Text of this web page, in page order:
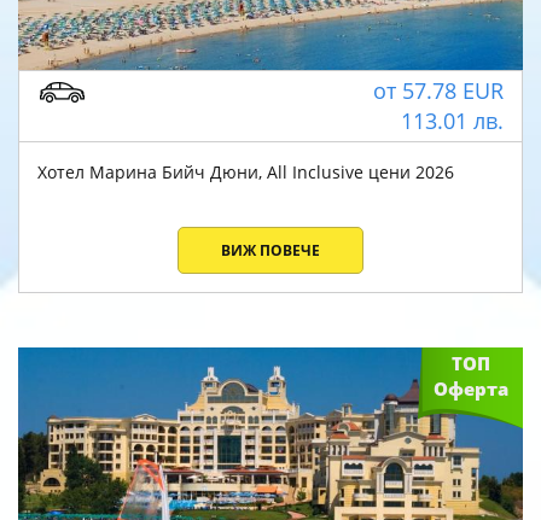
от 57.78EUR
113.01 лв.
Хотел Марина Бийч Дюни, All Inclusive цени 2026
ВИЖ ПОВЕЧЕ
ТОП
Оферта